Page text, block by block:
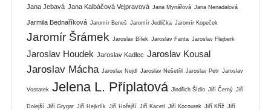
Jana Jebavá Jana Kalbáčová Vejpravová Jana Mynářová Jana Nenadalová
Jarmila Bednaříková Jaromír Beneš Jaromír Jedlička Jaromír Kopeček
Jaromír Šrámek Jaroslav Bílek Jaroslav Fanta Jaroslav Flejberk
Jaroslav Houdek Jaroslav Kadlec Jaroslav Kousal
Jaroslav Mácha Jaroslav Nejdl Jaroslav Nešetřil Jaroslav Petr Jaroslav
Vostatek Jelena L. Příplatová Jindřich Šídlo Jiří Černý Jiří
Dolejší Jiří Grygar Jiří Hejkrlík Jiří Hořejší Jiří Kacetl Jiří Kocourek Jiří Kříž Jiří